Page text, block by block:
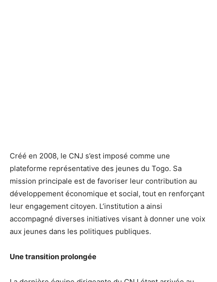
Créé en 2008, le CNJ s’est imposé comme une
plateforme représentative des jeunes du Togo. Sa
mission principale est de favoriser leur contribution au
développement économique et social, tout en renforçant
leur engagement citoyen. L’institution a ainsi
accompagné diverses initiatives visant à donner une voix
aux jeunes dans les politiques publiques.
Une transition prolongée